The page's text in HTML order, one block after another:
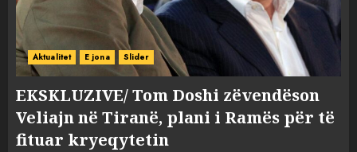
Aktualitet E jona Slider
EKSKLUZIVE/ Tom Doshi zëvendëson
Veliajn në Tiranë, plani i Ramës për të
fituar kryeqytetin